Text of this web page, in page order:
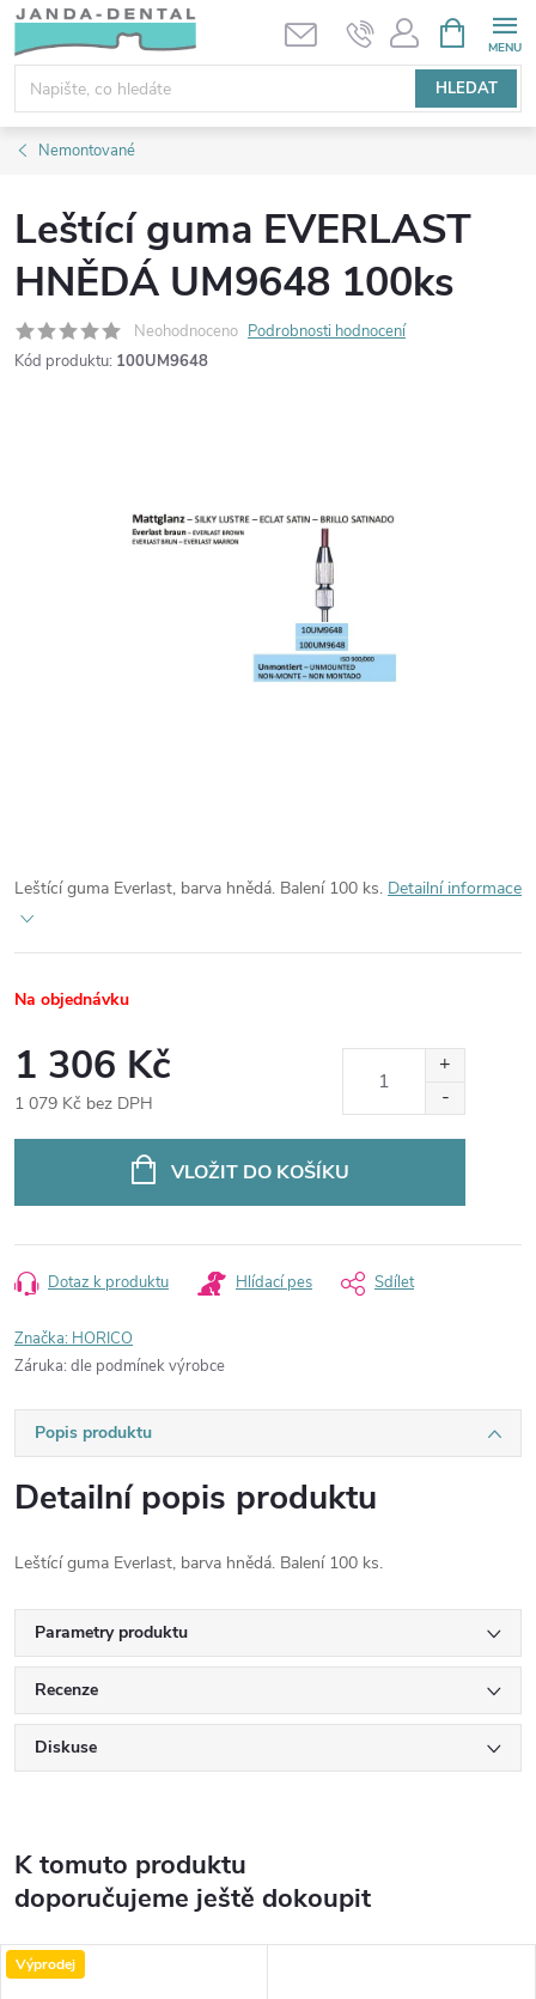
Přejít
obsah
HLEDAT
NÁKUPNÍ
KOŠÍK
Nemontované
Leštící guma EVERLAST
HNĚDÁ UM9648 100ks
Neohodnoceno Podrobnosti hodnocení
Kód produktu: 100UM9648
Leštící guma Everlast, barva hnědá. Balení 100 ks. Detailní informace
Na objednávku
1 306 Kč
1 079 Kč bez DPH
VLOŽIT DO KOŠÍKU
Dotaz k produktu Hlídací pes Sdílet
Značka: HORICO
Záruka: dle podmínek výrobce
Popis produktu
Detailní popis produktu
Leštící guma Everlast, barva hnědá. Balení 100 ks.
Parametry produktu
Recenze
Diskuse
K tomuto produktu
doporučujeme ještě dokoupit
Výprodej